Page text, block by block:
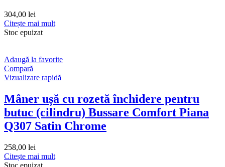
304,00 lei
Citește mai mult
Stoc epuizat
Adaugă la favorite
Compară
Vizualizare rapidă
Mâner ușă cu rozetă închidere pentru
butuc (cilindru) Bussare Comfort Piana
Q307 Satin Chrome
258,00 lei
Citește mai mult
Stoc epuizat